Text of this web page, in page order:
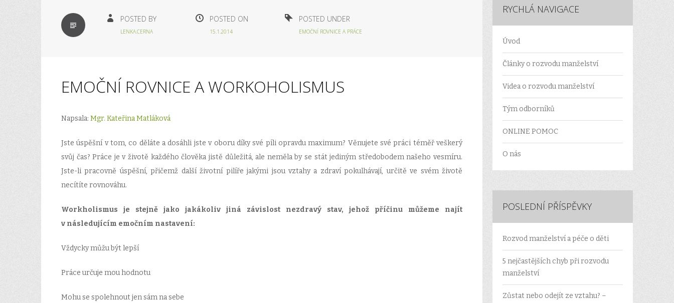
STANDARD POSTED BY
LENKA.CERNA
POSTED ON
15.1.2014
POSTED UNDER
EMOČNÍ ROVNICE A PRÁCE
EMOČNÍ ROVNICE A WORKOHOLISMUS
Napsala: Mgr. Kateřina Matláková
Jste úspěšní v tom, co děláte a dosáhli jste v oboru díky své píli opravdu maximum? Věnujete své práci téměř veškerý
svůj čas? Práce je v životě každého člověka jistě důležitá, ale neměla by se stát jediným středobodem našeho vesmíru.
Jste-li pracovně úspěšní, přičemž další životní pilíře jakými jsou vztahy a zdraví pokulhávají, určitě ve svém životě
necítíte rovnováhu.
Workholismus je stejně jako jakákoliv jiná závislost nezdravý stav, jehož příčinu můžeme najít
v následujícím emočním nastavení:
Vždycky můžu být lepší
Práce určuje mou hodnotu
Mohu se spolehnout jen sám na sebe
RYCHLÁ NAVIGACE
Úvod
Články o rozvodu manželství
Videa o rozvodu manželství
Tým odborníků
ONLINE POMOC
O nás
POSLEDNÍ PŘÍSPĚVKY
Rozvod manželství a péče o děti
5 nejčastějších chyb při rozvodu
manželství
Zůstat nebo odejít ze vztahu? –